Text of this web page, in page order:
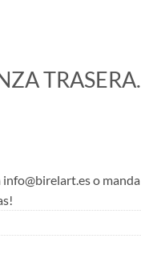
TRASERA.
o manda